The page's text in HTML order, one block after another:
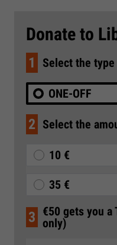
Donate to
1 Select the
ONE-OFF
2 Select the
10 €
35 €
3 €50 gets you a
only)